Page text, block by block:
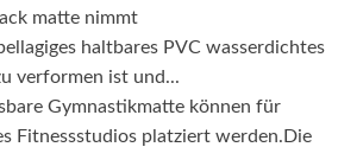
matte nimmt
haltbares PVC wasserdichtes
verformen ist und...
Gymnastikmatte können für
Fitnessstudios platziert werden.Die